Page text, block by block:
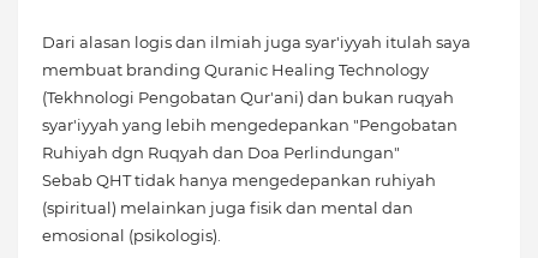
Dari alasan logis dan ilmiah juga syar'iyyah itulah saya
membuat branding Quranic Healing Technology
(Tekhnologi Pengobatan Qur'ani) dan bukan ruqyah
syar'iyyah yang lebih mengedepankan "Pengobatan
Ruhiyah dgn Ruqyah dan Doa Perlindungan"
Sebab QHT tidak hanya mengedepankan ruhiyah
(spiritual) melainkan juga fisik dan mental dan
emosional (psikologis).